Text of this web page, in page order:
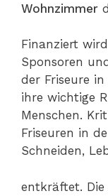
Wohnzimmer
Finanziert
Sponsoren
der Friseure
ihre wichtige
Menschen.
Friseuren in
Schneiden,
entkräftet.